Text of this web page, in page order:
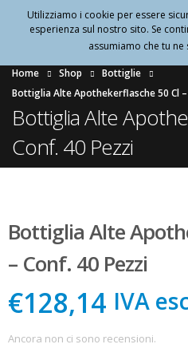
Home Shop
Bottiglie
Bottiglia Alte Apothekerflasche 50 Cl
Bottiglia Alte
Conf. 40 Pezzi
Bottiglia Alte
– Conf. 40 Pezzi
€128,14 IVA
Ancora non ci sono recensioni.
Utilizziamo i cookie per essere
esperienza sul nostro sito. Se
assumiamo che tu ne